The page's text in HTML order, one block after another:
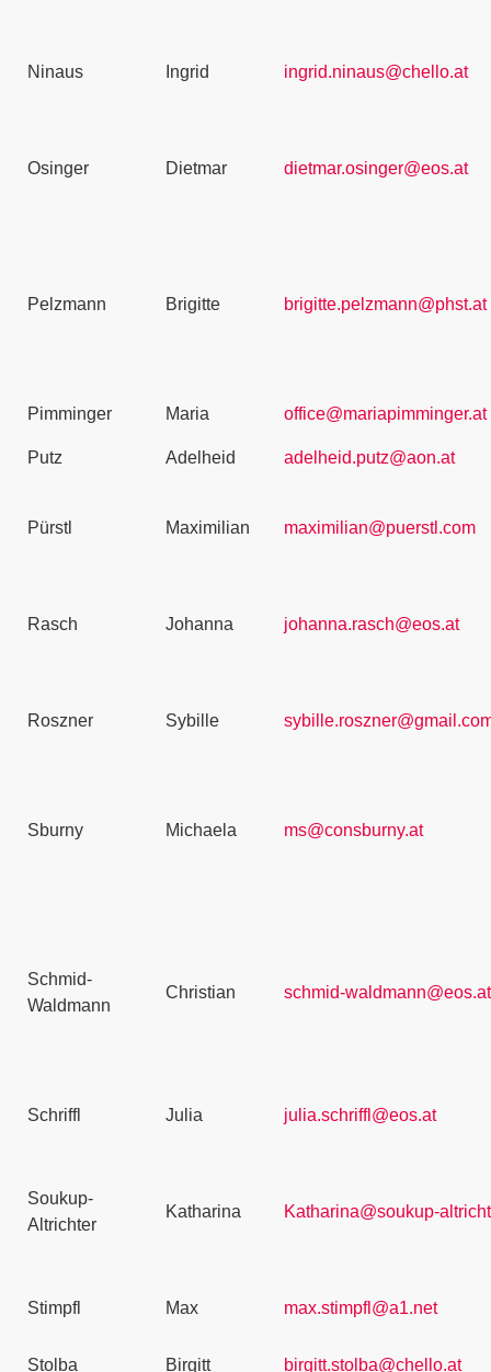
Ninaus Ingrid ingrid.ninaus@chello.at
Osinger Dietmar dietmar.osinger@eos.at
Pelzmann Brigitte brigitte.pelzmann@phst.at
Pimminger Maria office@mariapimminger.at
Putz Adelheid adelheid.putz@aon.at
Pürstl Maximilian maximilian@puerstl.com
Rasch Johanna johanna.rasch@eos.at
Roszner Sybille
Sburny Michaela ms@consburny.at
Schmid-
Waldmann
Christian schmid-waldmann@eos.at
Schriffl Julia julia.schriffl@eos.at
Soukup-
Altrichter
Katharina Katharina@soukup-
Stimpfl Max max.stimpfl@a1.net
Stolba Birgitt birgitt.stolba@chello.at